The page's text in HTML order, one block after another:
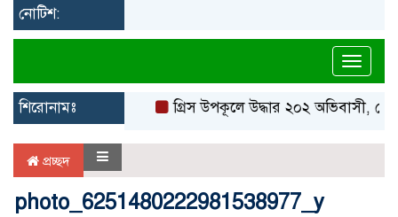
নোটিশ:
শিরোনামঃ গ্রিস উপকূলে উদ্ধার ২০২ অভিবাসী,
প্রচ্ছদ
photo_6251480222981538977_y